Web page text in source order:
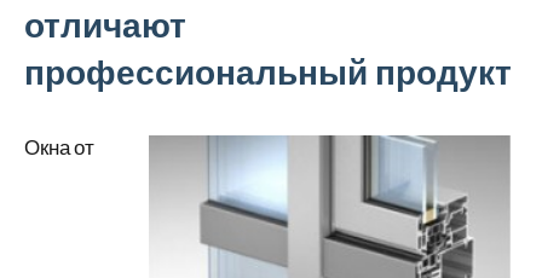
отличают
профессиональный продукт
Окна от